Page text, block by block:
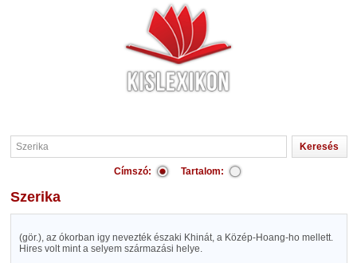
Címszó: Tartalom:
Szerika
(gör.), az ókorban igy nevezték északi Khinát, a Közép-Hoang-ho mellett.
Hires volt mint a selyem származási helye.